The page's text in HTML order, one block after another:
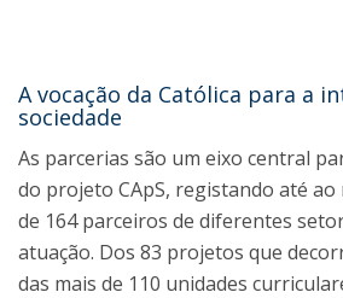
A vocação da Católica para a
sociedade
As parcerias são um eixo central
do projeto CApS, registando até
de 164 parceiros de diferentes
atuação. Dos 83 projetos que
das mais de 110 unidades